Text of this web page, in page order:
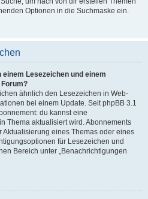
Optionen in die Suchmaske ein.
Lesezeichen und einem
ähnlich den Lesezeichen in Web-
bei einem Update. Seit phpBB 3.1
du kannst eine
Thema aktualisiert wird. Abonnements
eines Themas oder eines
für Lesezeichen und
Bereich unter „Benachrichtigungen